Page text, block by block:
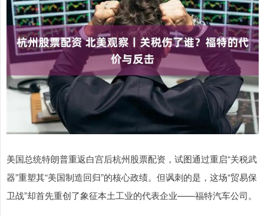
美国总统特朗普重返白宫后杭州股票配资，试图通过重启“关税武
器”重塑其“美国制造回归”的核心政绩。但讽刺的是，这场“贸易保
卫战”却首先重创了象征本土工业的代表企业——福特汽车公司。